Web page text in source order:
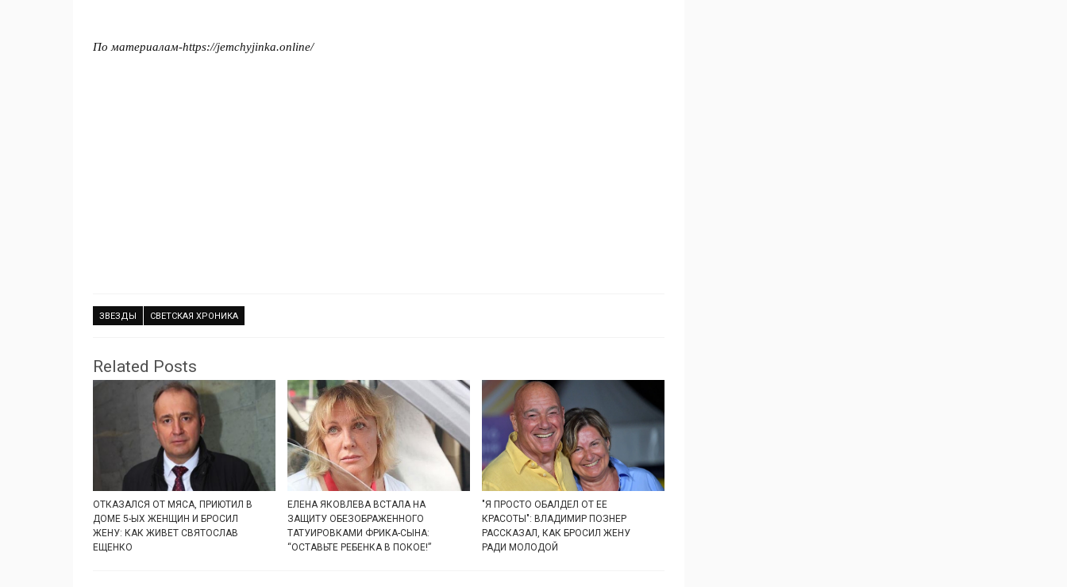
По материалам-https://jemchyjinka.online/
ЗВЕЗДЫ СВЕТСКАЯ ХРОНИКА
Related Posts
ОТКАЗАЛСЯ ОТ МЯСА, ПРИЮТИЛ В
ДОМЕ 5-ЫХ ЖЕНЩИН И БРОСИЛ
ЖЕНУ: КАК ЖИВЕТ СВЯТОСЛАВ
ЕЩЕНКО
ЕЛЕНА ЯКОВЛЕВА ВСТАЛА НА
ЗАЩИТУ ОБЕЗОБРАЖЕННОГО
ТАТУИРОВКАМИ ФРИКА-СЫНА:
“ОСТАВЬТЕ РЕБЕНКА В ПОКОЕ!”
"Я ПРОСТО ОБАЛДЕЛ ОТ ЕЕ
КРАСОТЫ": ВЛАДИМИР ПОЗНЕР
РАССКАЗАЛ, КАК БРОСИЛ ЖЕНУ
РАДИ МОЛОДОЙ